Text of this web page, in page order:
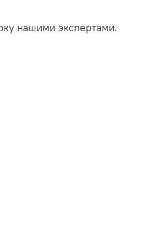
нашими экспертами.